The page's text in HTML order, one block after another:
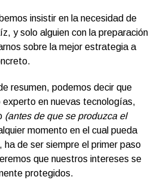
insistir en la necesidad de
y solo alguien con la preparación
sobre la mejor estrategia a
resumen, podemos decir que
experto en nuevas tecnologías,
(antes de que se produzca el
momento en el cual pueda
ha de ser siempre el primer paso
que nuestros intereses se
protegidos.